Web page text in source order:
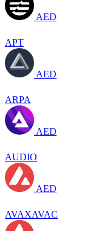
AED
APT
AED
ARPA
AED
AUDIO
AED
AVAXAVAC